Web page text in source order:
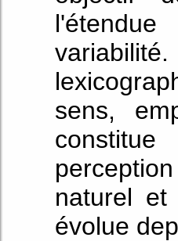
sens,
naturel et
évolue